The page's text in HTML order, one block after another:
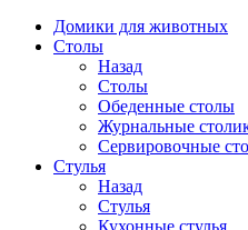
Домики для животных
Столы
Назад
Столы
Обеденные столы
Журнальные
Сервировочные
Стулья
Назад
Стулья
Кухонные стулья